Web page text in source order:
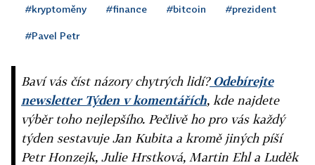
#kryptoměny #finance #bitcoin #prezident
#Pavel Petr
Baví vás číst názory chytrých lidí?Odebírejte
newsletter Týden v komentářích, kde najdete
výběr toho nejlepšího. Pečlivě ho pro vás každý
týden sestavuje Jan Kubita a kromě jiných píší
Petr Honzejk, Julie Hrstková, Martin Ehl a Luděk